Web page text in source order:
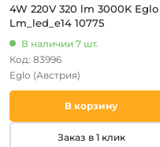
4W 220V 320 lm 3000K Eglo
Lm_led_e14 10775
В наличии 7 шт.
Код: 83996
Eglo (Австрия)
В корзину
Заказ в 1 клик